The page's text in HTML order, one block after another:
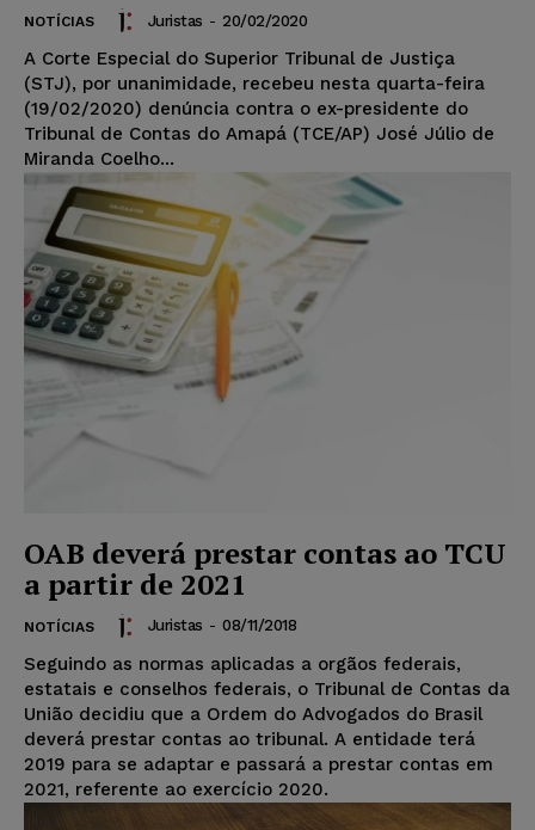
NOTÍCIAS Juristas - 20/02/2020
A Corte Especial do Superior Tribunal de Justiça
(STJ), por unanimidade, recebeu nesta quarta-feira
(19/02/2020) denúncia contra o ex-presidente do
Tribunal de Contas do Amapá (TCE/AP) José Júlio de
Miranda Coelho...
OAB deverá prestar contas ao TCU
a partir de 2021
NOTÍCIAS Juristas - 08/11/2018
Seguindo as normas aplicadas a orgãos federais,
estatais e conselhos federais, o Tribunal de Contas da
União decidiu que a Ordem do Advogados do Brasil
deverá prestar contas ao tribunal. A entidade terá
2019 para se adaptar e passará a prestar contas em
2021, referente ao exercício 2020.